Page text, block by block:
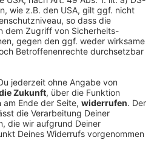
kurz vor
er ohnmächtig: Apnoetaucher
mit einem Atemzug auf 85